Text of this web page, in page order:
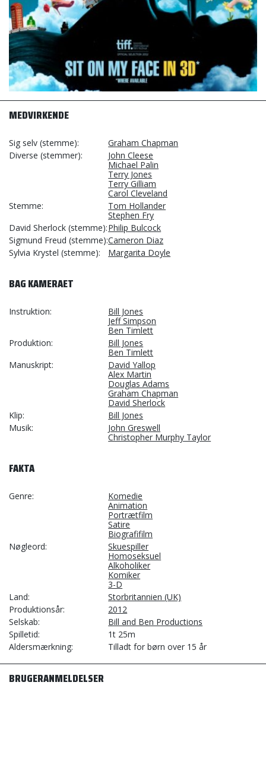
MEDVIRKENDE
Sig selv (stemme)
Graham Chapman
Diverse (stemmer)
John Cleese
Michael Palin
Terry Jones
Terry Gilliam
Carol Cleveland
Stemme
Tom Hollander
Stephen Fry
David Sherlock (stemme) Philip Bulcock
Sigmund Freud (stemme) Cameron Diaz
Sylvia Krystel (stemme)
Margarita Doyle
BAG KAMERAET
Instruktion
Bill Jones
Jeff Simpson
Ben Timlett
Produktion
Bill Jones
Ben Timlett
Manuskript
David Yallop
Alex Martin
Douglas Adams
Graham Chapman
David Sherlock
Klip
Bill Jones
Musik
John Greswell
Christopher Murphy Taylor
FAKTA
Genre
Komedie
Animation
Portrætfilm
Satire
Biografifilm
Nøgleord
Skuespiller
Homoseksuel
Alkoholiker
Komiker
3-D
Land
Storbritannien (UK)
Produktionsår
2012
Selskab
Bill and Ben Productions
Spilletid
1t 25m
Aldersmærkning
Tilladt for børn over 15 år
BRUGERANMELDELSER